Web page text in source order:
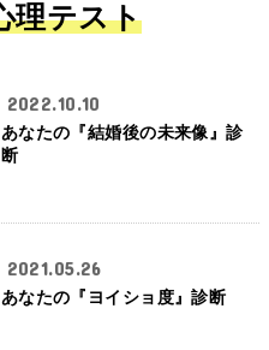
理テスト
2022.10.10
あなたの『結婚後の未来像』診
断
2021.05.26
あなたの『ヨイショ度』診断